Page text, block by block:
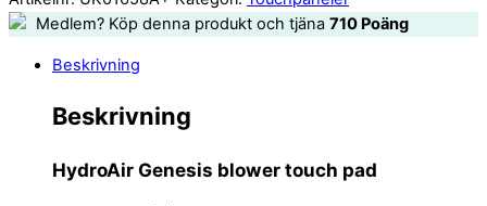
Medlem? Köp denna produkt och tjäna 710 Poäng
Beskrivning
Beskrivning
HydroAir Genesis blower touch pad